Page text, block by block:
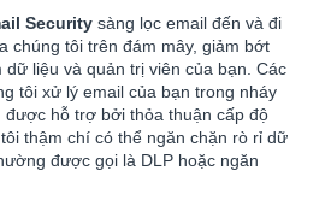
Security sàng lọc email đến và đi
chúng tôi trên đám mây, giảm bớt
liệu và quản trị viên của bạn. Các
tôi xử lý email của bạn trong nháy
được hỗ trợ bởi thỏa thuận cấp độ
thậm chí có thể ngăn chặn rò rỉ dữ
được gọi là DLP hoặc ngăn